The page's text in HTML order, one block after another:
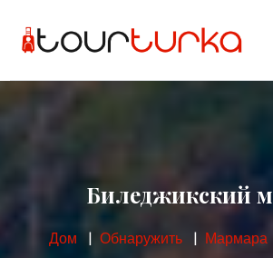
Биледжикский
Дом Обнаружить Мармара